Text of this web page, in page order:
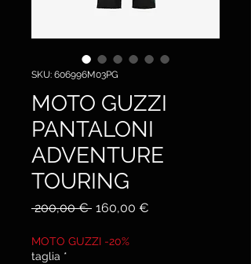
SKU: 606996M03PG
MOTO GUZZI
PANTALONI
ADVENTURE
TOURING
200,00 € Prezzo
160,00 €
MOTO GUZZI -20%
taglia *